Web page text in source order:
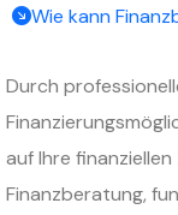
Wie kann
Durch
auf Ihre
Finanzberatung,